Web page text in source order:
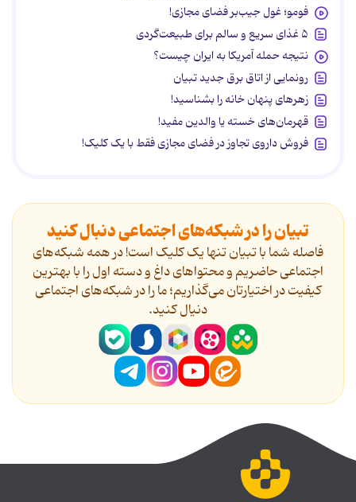
فومو؛ غول جیب‌بر فضای مجازی!
۵ غذای سریع و سالم برای طبیعت‌گردی
نتیجه حمله آمریکا به ایران چیست؟
رونمایی از اتاق برق جدید تبیان
زهرهای پنهان خانه را بشناسید!
قهرمان‌های خسته یا والدین مفید!
فروش داروی تجاوز در فضای مجازی فقط با یک کلیک!
تبیان را در شبکه‌های اجتماعی دنبال کنید
فاصله شما با تبیان تنها یک کلیک است! در همه شبکه‌های
اجتماعی حاضریم و محتواهای داغ و دسته اول را با بهترین
کیفیت در اختیارتان می‌گذاریم؛ ما را در شبکه‌های اجتماعی
دنیال کنید.